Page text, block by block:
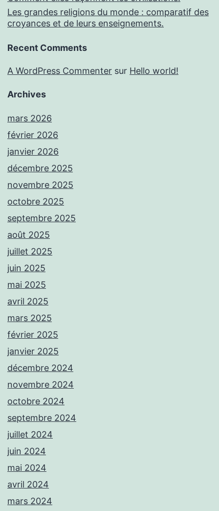
Les grandes religions du monde : comparatif des
croyances et de leurs enseignements.
Recent Comments
A WordPress Commenter sur Hello world!
Archives
mars 2026
février 2026
janvier 2026
décembre 2025
novembre 2025
octobre 2025
septembre 2025
août 2025
juillet 2025
juin 2025
mai 2025
avril 2025
mars 2025
février 2025
janvier 2025
décembre 2024
novembre 2024
octobre 2024
septembre 2024
juillet 2024
juin 2024
mai 2024
avril 2024
mars 2024